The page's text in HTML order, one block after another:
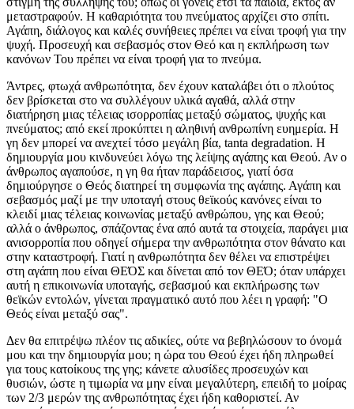
μεταστραφούν. Η καθαριότητα του πνεύματος αρχίζει στο σπίτι.
Αγάπη, διάλογος και καλές συνήθειες πρέπει να είναι τροφή για την
ψυχή. Προσευχή και σεβασμός στον Θεό και η εκπλήρωση των
κανόνων Του πρέπει να είναι τροφή για το πνεύμα.
Άντρες, φτωχά ανθρωπότητα, δεν έχουν καταλάβει ότι ο πλούτος
δεν βρίσκεται στο να συλλέγουν υλικά αγαθά, αλλά στην
διατήρηση μιας τέλειας ισορροπίας μεταξύ σώματος, ψυχής και
πνεύματος; από εκεί προκύπτει η αληθινή ανθρωπίνη ευημερία. Η
γη δεν μπορεί να ανεχτεί τόσο μεγάλη βία, tanta degradation. Η
δημιουργία μου κινδυνεύει λόγω της λείψης αγάπης και Θεού. Αν ο
άνθρωπος αγαπούσε, η γη θα ήταν παράδεισος, γιατί όσα
δημιούργησε ο Θεός διατηρεί τη συμφωνία της αγάπης. Αγάπη και
σεβασμός μαζί με την υποταγή στους θεϊκούς κανόνες είναι το
κλειδί μιας τέλειας κοινωνίας μεταξύ ανθρώπου, γης και Θεού;
αλλά ο άνθρωπος, σπάζοντας ένα από αυτά τα στοιχεία, παράγει μια
ανισορροπία που οδηγεί σήμερα την ανθρωπότητα στον θάνατο και
στην καταστροφή. Γιατί η ανθρωπότητα δεν θέλει να επιστρέψει
στη αγάπη που είναι ΘΕΌΣ και δίνεται από τον ΘΕΌ; όταν υπάρχει
αυτή η επικοινωνία υποταγής, σεβασμού και εκπλήρωσης των
θεϊκών εντολών, γίνεται πραγματικό αυτό που λέει η γραφή: "Ο
Θεός είναι μεταξύ σας".
Δεν θα επιτρέψω πλέον τις αδικίες, ούτε να βεβηλώσουν το όνομά
μου και την δημιουργία μου; η ώρα του Θεού έχει ήδη πληρωθεί
για τους κατοίκους της γης; κάνετε αλυσίδες προσευχών και
θυσιών, ώστε η τιμωρία να μην είναι μεγαλύτερη, επειδή το μοίρας
των 2/3 μερών της ανθρωπότητας έχει ήδη καθοριστεί. Αν